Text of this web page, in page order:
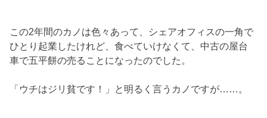
この2年間のカノは色々あって、シェアオフィスの一角で
ひとり起業したけれど、食べていけなくて、中古の屋台
車で五平餅の売ることになったのでした。
「ウチはジリ貧です！」と明るく言うカノですが……。